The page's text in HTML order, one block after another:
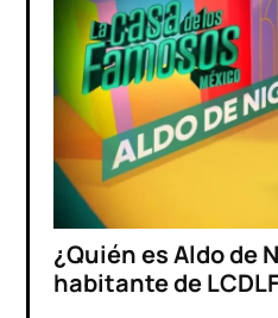
¿Quién es Aldo de
habitante de LCDLF